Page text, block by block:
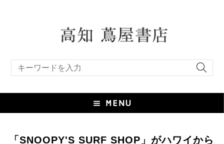
「SNOOPY'S SURF SHOP」がハワイから